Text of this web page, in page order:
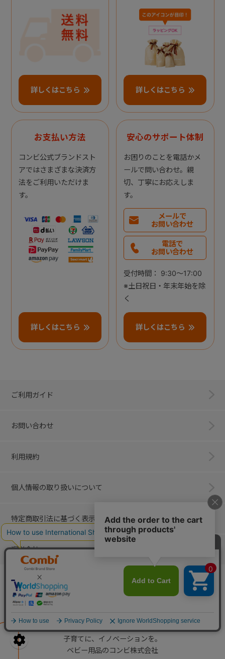
詳しくはこちら 詳しくはこちら
お支払い方法
コンビ公式ブランドスト
アではさまざまな決済方
法をご利用いただけま
す。
詳しくはこちら
安心のサポート体制
お困りのことを電話かメ
ールで問い合わせ。親
切、丁寧にお応えしま
す。
メールで
お問い合わせ
電話で
お問い合わせ
受付時間： 9:30～17:00
※土日祝日・年末年始を除
く
詳しくはこちら
ご利用ガイド
お問い合わせ
利用規約
個人情報の取り扱いについて
特定商取引法に基づく表示
運営会社
子育てに、イノベーションを。
ベビー用品のコンビ株式会社